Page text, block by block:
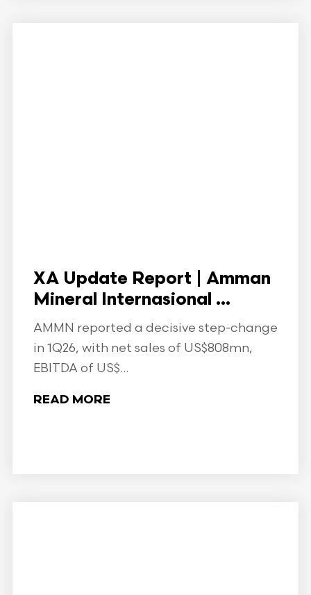
XA Update Report | Amman
Mineral Internasional ...
AMMN reported a decisive step-change
in 1Q26, with net sales of US$808mn,
EBITDA of US$...
READ MORE